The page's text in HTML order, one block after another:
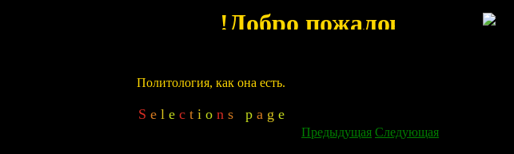
Политология, как она есть.
S e l e c t i o n s p a g e
Предыдущая Следующая